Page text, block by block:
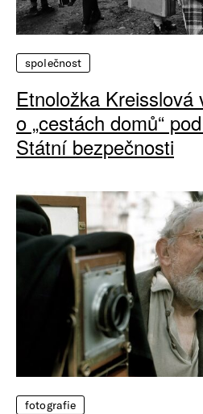
společnost
Etnoložka Kreisslová
o „cestách domů“
Státní bezpečnosti
fotografie